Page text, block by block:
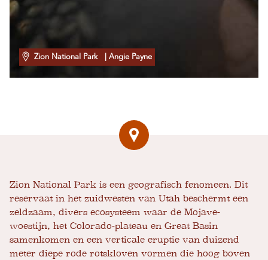
Zion National Park | Angie Payne
Zion National Park is een geografisch fenomeen. Dit
reservaat in het zuidwesten van Utah beschermt een
zeldzaam, divers ecosysteem waar de Mojave-
woestijn, het Colorado-plateau en Great Basin
samenkomen en een verticale eruptie van duizend
meter diepe rode rotskloven vormen die hoog boven